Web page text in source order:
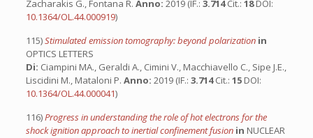
Zacharakis G., Fontana R. Anno: 2019 (IF.: 3.714Cit.: 18DOI:
10.1364/OL.44.000919)
115)Stimulated emission tomography: beyond polarization in
OPTICS LETTERS
Di: Ciampini MA., Geraldi A., Cimini V., Macchiavello C., Sipe J.E.,
Liscidini M., Mataloni P. Anno: 2019 (IF.: 3.714Cit.: 15 DOI:
10.1364/OL.44.000041)
116)Progress in understanding the role of hot electrons for the
shock ignition approach to inertial confinement fusion in NUCLEAR